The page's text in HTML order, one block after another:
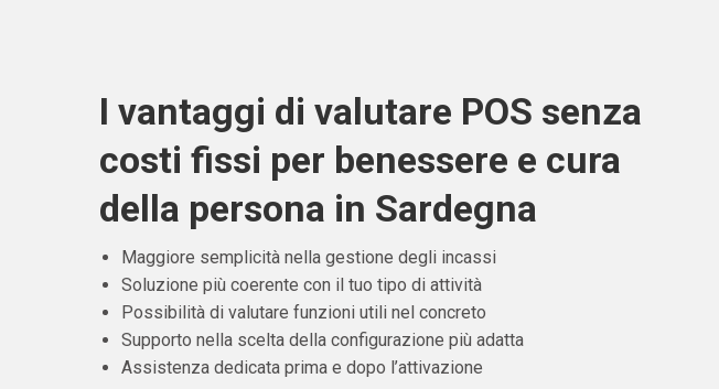
I vantaggi di valutare POS senza
costi fissi per benessere e cura
della persona in Sardegna
Maggiore semplicità nella gestione degli incassi
Soluzione più coerente con il tuo tipo di attività
Possibilità di valutare funzioni utili nel concreto
Supporto nella scelta della configurazione più adatta
Assistenza dedicata prima e dopo l’attivazione